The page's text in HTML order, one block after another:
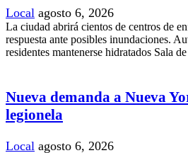
Local agosto 6, 2026
La ciudad abrirá cientos de centros de
respuesta ante posibles inundaciones.
residentes mantenerse hidratados Sala
Nueva demanda a Nueva
legionela
Local agosto 6, 2026